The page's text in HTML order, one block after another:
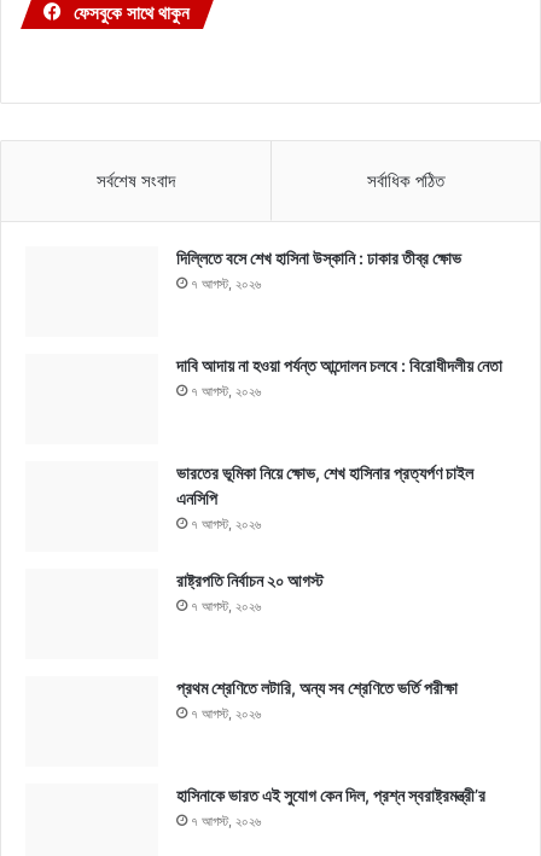
ফেসবুকে সাথে থাকুন
সর্বশেষ সংবাদ সর্বাধিক পঠিত
দিল্লিতে বসে শেখ হাসিনা উস্কানি : ঢাকার তীব্র ক্ষোভ
৭ আগস্ট, ২০২৬
দাবি আদায় না হওয়া পর্যন্ত আন্দোলন চলবে : বিরোধীদলীয় নেতা
৭ আগস্ট, ২০২৬
ভারতের ভূমিকা নিয়ে ক্ষোভ, শেখ হাসিনার প্রত্যর্পণ চাইল
এনসিপি
৭ আগস্ট, ২০২৬
রাষ্ট্রপতি নির্বাচন ২০ আগস্ট
৭ আগস্ট, ২০২৬
প্রথম শ্রেণিতে লটারি, অন্য সব শ্রেণিতে ভর্তি পরীক্ষা
৭ আগস্ট, ২০২৬
হাসিনাকে ভারত এই সুযোগ কেন দিল, প্রশ্ন স্বরাষ্ট্রমন্ত্রী’র
৭ আগস্ট, ২০২৬